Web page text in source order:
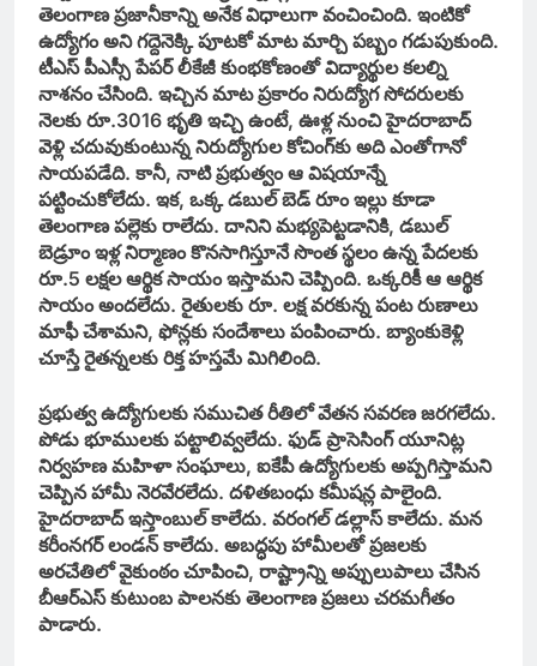
తెలంగాణ ప్రజానీకాన్ని అనేక విధాలుగా వంచించింది. ఇంటికో
ఉద్యోగం అని గద్దెనెక్కి పూటకో మాట మార్చి పబ్బం గడుపుకుంది.
టీఎస్ పీఎస్సీ పేపర్ లీకేజీ కుంభకోణంతో విద్యార్థుల కలల్ని
నాశనం చేసింది. ఇచ్చిన మాట ప్రకారం నిరుద్యోగ సోదరులకు
నెలకు రూ.3016 భృతి ఇచ్చి ఉంటే, ఊళ్ల నుంచి హైదరాబాద్‌
వెళ్లి చదువుకుంటున్న నిరుద్యోగుల కోచింగ్‌కు అది ఎంతోగానో
సాయపడేది. కానీ, నాటి ప్రభుత్వం ఆ విషయాన్నే
పట్టించుకోలేదు. ఇక, ఒక్క డబుల్ బెడ్ రూం ఇల్లు కూడా
తెలంగాణ పల్లెకు రాలేదు. దానిని మభ్యపెట్టడానికి, డబుల్
బెడ్రూం ఇళ్ల నిర్మాణం కొనసాగిస్తూనే సొంత స్థలం ఉన్న పేదలకు
రూ.5 లక్షల ఆర్థిక సాయం ఇస్తామని చెప్పింది. ఒక్కరికీ ఆ ఆర్థిక
సాయం అందలేదు. రైతులకు రూ. లక్ష వరకున్న పంట రుణాలు
మాఫీ చేశామని, ఫోన్లకు సందేశాలు పంపించారు. బ్యాంకుకెళ్లి
చూస్తే రైతన్నలకు రిక్త హస్తమే మిగిలింది.
ప్రభుత్వ ఉద్యోగులకు సముచిత రీతిలో వేతన సవరణ జరగలేదు.
పోడు భూములకు పట్టాలివ్వలేదు. ఫుడ్ ప్రాసెసింగ్ యూనిట్ల
నిర్వహణ మహిళా సంఘాలు, ఐకేపీ ఉద్యోగులకు అప్పగిస్తామని
చెప్పిన హామీ నెరవేరలేదు. దళితబంధు కమీషన్ల పాలైంది.
హైదరాబాద్ ఇస్తాంబుల్ కాలేదు. వరంగల్ డల్లాస్ కాలేదు. మన
కరీంనగర్ లండన్ కాలేదు. అబద్ధపు హామీలతో ప్రజలకు
అరచేతిలో వైకుంఠం చూపించి, రాష్ట్రాన్ని అప్పులుపాలు చేసిన
బీఆర్ఎస్ కుటుంబ పాలనకు తెలంగాణ ప్రజలు చరమగీతం
పాడారు.